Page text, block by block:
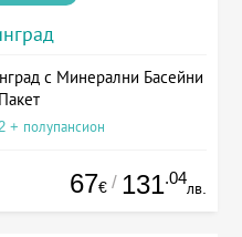
с Минерални Басейни
+ полупансион
67€ / 131.04
лв.